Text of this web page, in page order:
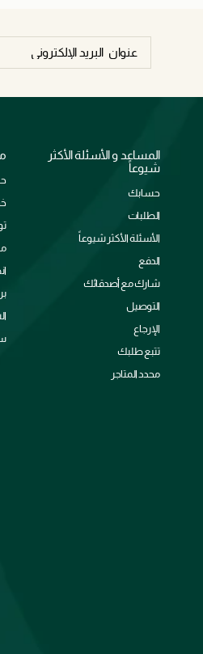
المساعد و الأسئلة الأكثر
شيوعاً
حسابك
الطلبات
الأسئلة الأكثر شيوعاً
الدفع
شارك مع أصدقائك
التوصيل
الإرجاع
تتبع طلبك
محدد المتاجر